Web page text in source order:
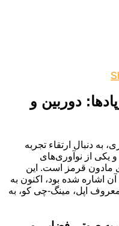
دوربین و
به دنبال ارتقاء تجربه
یکی از نوآوری‌های
مادون قرمز است. این
اشاره شده بود، اکنون به
اپل، مینگ-چی کو، به